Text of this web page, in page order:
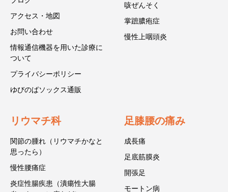
アクセス・地図
お問い合わせ
情報通信機器を用いた診療に
ついて
プライバシーポリシー
ゆびのばソックス通販
咳ぜんそく
掌蹠膿疱症
慢性上咽頭炎
リウマチ科
関節の腫れ（リウマチかなと
思ったら）
慢性腰痛症
炎症性腸疾患（潰瘍性大腸
足膝腰の痛み
成長痛
足底筋膜炎
開張足
モートン病